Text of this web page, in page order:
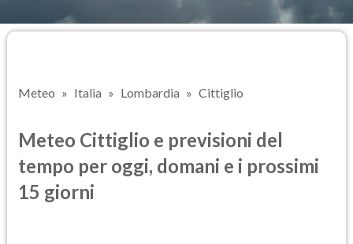
Meteo Italia Lombardia Cittiglio
Meteo Cittiglio e previsioni del
tempo per oggi, domani e i prossimi
15 giorni